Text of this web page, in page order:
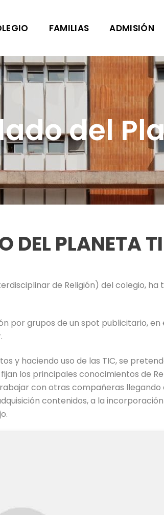
FAMILIAS ADMISIÓN
del
DEL PLANETA
de Religión) del colegio,
por grupos de un spot publicitario,
y haciendo uso de las TIC, se
los principales conocimientos de
con otras compañeras
contenidos, a la